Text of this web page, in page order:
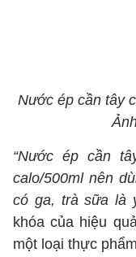
Nước ép cần tây
“Nước ép cần
calo/500ml nên
có ga, trà sữa là
khóa của hiệu
một loại thực